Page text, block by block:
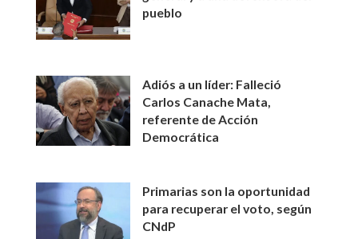
pueblo
Adiós a un líder: Falleció
Carlos Canache Mata,
referente de Acción
Democrática
Primarias son la oportunidad
para recuperar el voto, según
CNdP